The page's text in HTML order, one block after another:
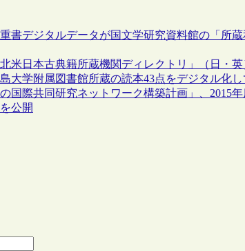
書デジタルデータが国文学研究資料館の「所
米日本古典籍所蔵機関ディレクトリ」（日・英
大学附属図書館所蔵の読本43点をデジタル化し
国際共同研究ネットワーク構築計画」、2015
公開